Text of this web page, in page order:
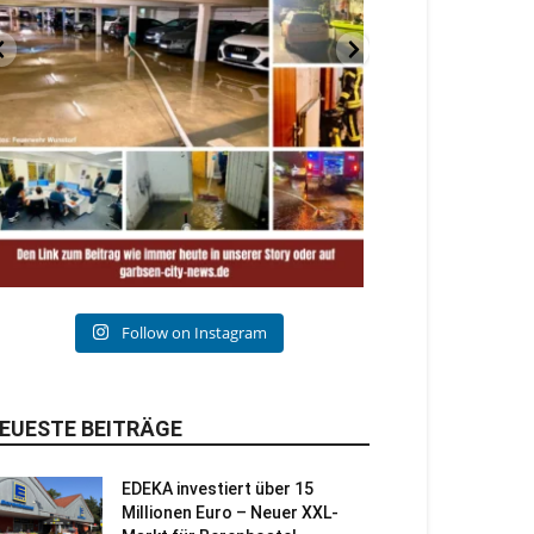
Follow on Instagram
BEITRÄGE
EDEKA investiert über 15
Millionen Euro – Neuer XXL-